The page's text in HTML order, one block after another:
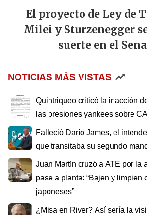
El proyecto de Ley de
Milei y Sturzenegger
suerte en el
NOTICIAS MÁS VISTAS
Quintriqueo criticó la inacción
las presiones yankees sobre
Falleció Darío James, el
que transitaba su segundo
Juan Martín cruzó a ATE por la
pase a planta: “Bajen y limpien
japoneses”
¿Misa en River? Así sería la